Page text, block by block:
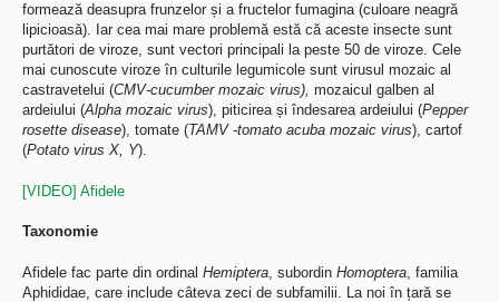
formează deasupra frunzelor și a fructelor fumagina (culoare neagră
lipicioasă). Iar cea mai mare problemă estă că aceste insecte sunt
purtători de viroze, sunt vectori principali la peste 50 de viroze. Cele
mai cunoscute viroze în culturile legumicole sunt virusul mozaic al
castravetelui (CMV-cucumber mozaic virus), mozaicul galben al
ardeiului (Alpha mozaic virus), piticirea și îndesarea ardeiului (Pepper
rosette disease), tomate (TAMV -tomato acuba mozaic virus), cartof
(Potato virus X, Y).
[VIDEO] Afidele
Taxonomie
Afidele fac parte din ordinal Hemiptera , subordin Homoptera , familia
Aphididae, care include câteva zeci de subfamilii. La noi în țară se